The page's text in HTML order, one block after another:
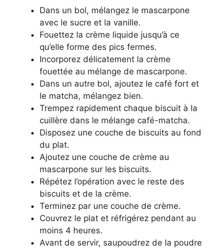
Dans un bol, mélangez le mascarpone
avec le sucre et la vanille.
Fouettez la crème liquide jusqu’à ce
qu’elle forme des pics fermes.
Incorporez délicatement la crème
fouettée au mélange de mascarpone.
Dans un autre bol, ajoutez le café fort et
le matcha, mélangez bien.
Trempez rapidement chaque biscuit à la
cuillère dans le mélange café-matcha.
Disposez une couche de biscuits au fond
du plat.
Ajoutez une couche de crème au
mascarpone sur les biscuits.
Répétez l’opération avec le reste des
biscuits et de la crème.
Terminez par une couche de crème.
Couvrez le plat et réfrigérez pendant au
moins 4 heures.
Avant de servir, saupoudrez de la poudre